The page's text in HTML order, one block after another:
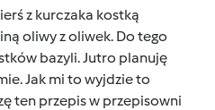
z kurczaka kostką
oliwy z oliwek. Do tego
bazyli. Jutro planuję
Jak mi to wyjdzie to
ten przepis w przepisowni